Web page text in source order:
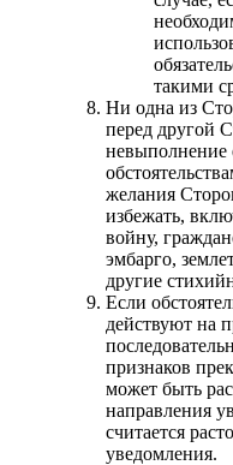
такими
Ни одна из
перед другой
невыполнение
желания
избежать,
войну,
эмбарго,
другие
Если
действуют на
признаков
может быть
направления
считается
уведомления.